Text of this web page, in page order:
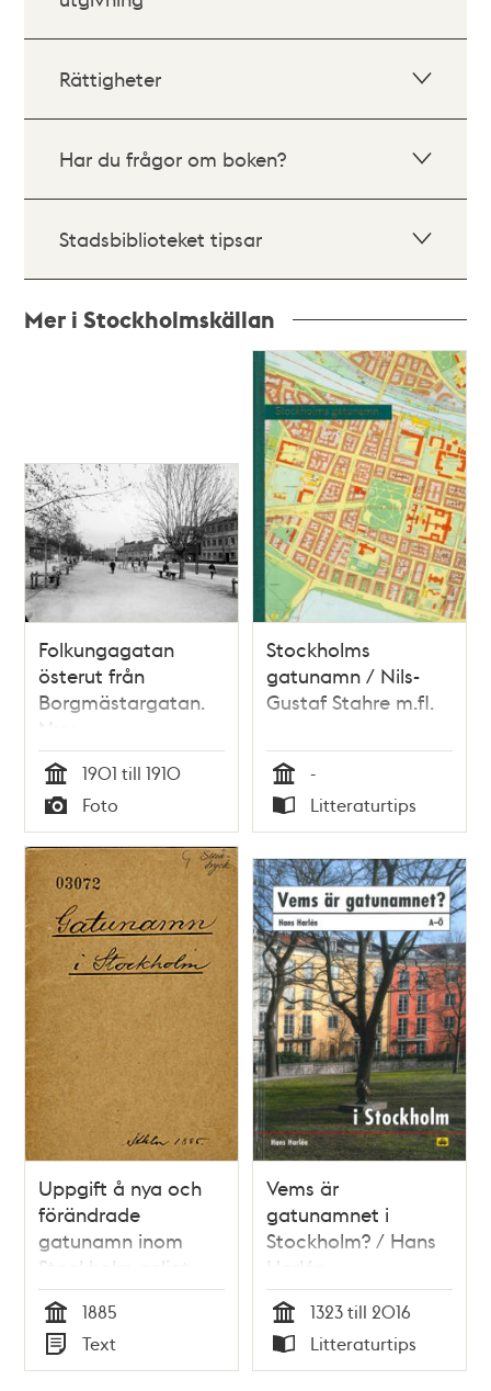
Rättigheter
Har du frågor om boken?
Stadsbiblioteket tipsar
Mer i Stockholmskällan
Folkungagatan
österut från
Borgmästargatan.
Nuv.
Stigbergsparken och
Folkungagatan 130-
140
Tid
1901 till 1910
Typ
Foto
Stockholms
gatunamn / Nils-
Gustaf Stahre m.fl.
Tid
-
Typ
Litteraturtips
Uppgift å nya och
förändrade
gatunamn inom
Stockholm enligt
Överståthållare-
embetets
kungörelse den 1
augusti 1885
Tid
1885
Typ
Text
Vems är
gatunamnet i
Stockholm? / Hans
Harlén
Tid
1323 till 2016
Typ
Litteraturtips